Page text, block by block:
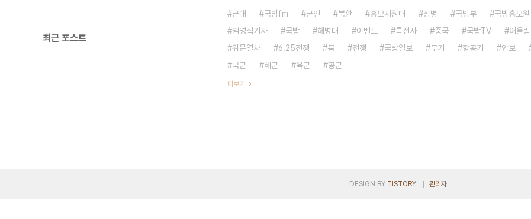
최근 포스트
군대 국방fm 군인 북한 홍보지원대 장병 국방부
국방홍보원
임영식기자
국방 해병대 이벤트 특전사 중국 국방TV 어울림
위문열차
6.25전쟁 붐 전쟁 국방일보 무기 항공기 안보
국군
해군 육군 공군
더보기
DESIGN BY TISTORY 관리자